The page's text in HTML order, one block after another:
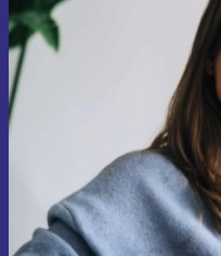
Zapisz się
Nie
Informacje na temat używania